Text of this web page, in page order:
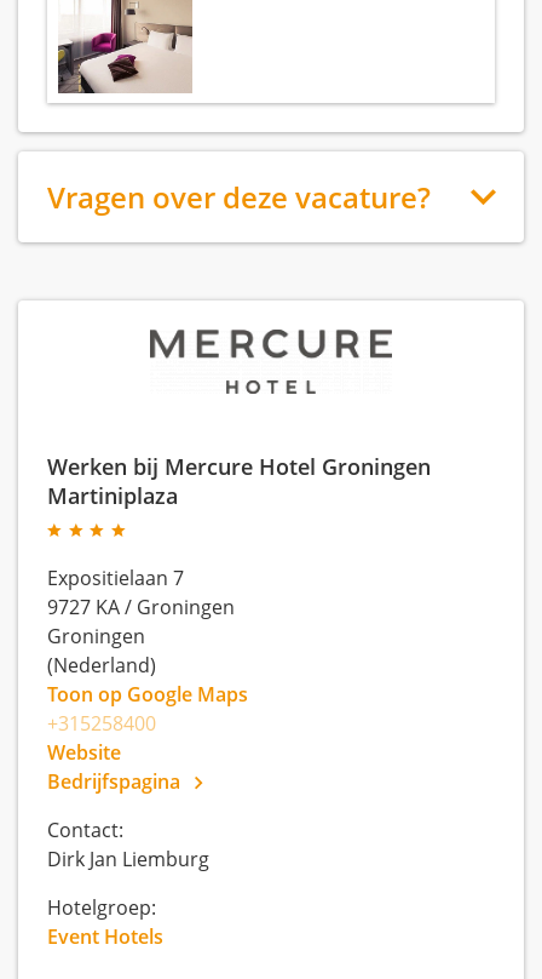
Vragen over deze vacature?
Werken bij Mercure Hotel Groningen
Martiniplaza
Expositielaan 7
9727 KA/ Groningen
Groningen
(Nederland)
Toon op Google Maps
+315258400
Website
Bedrijfspagina
Contact:
Dirk Jan Liemburg
Hotelgroep:
Event Hotels